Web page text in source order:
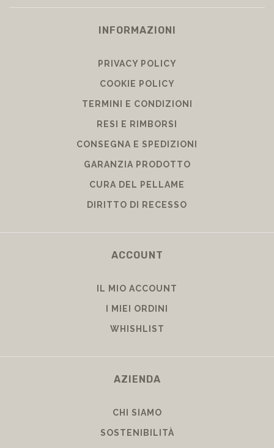
INFORMAZIONI
PRIVACY POLICY
COOKIE POLICY
TERMINI E CONDIZIONI
RESI E RIMBORSI
CONSEGNA E SPEDIZIONI
GARANZIA PRODOTTO
CURA DEL PELLAME
DIRITTO DI RECESSO
ACCOUNT
IL MIO ACCOUNT
I MIEI ORDINI
WHISHLIST
AZIENDA
CHI SIAMO
SOSTENIBILITÀ